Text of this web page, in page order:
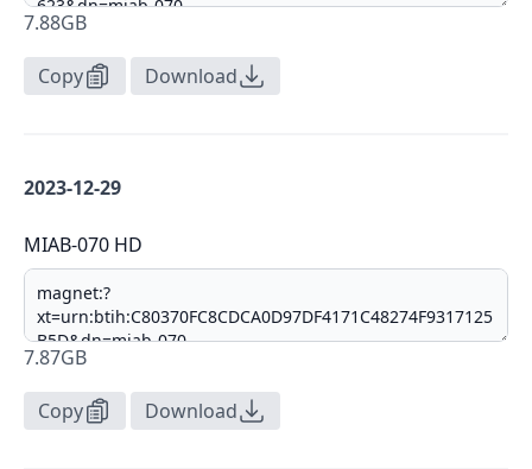
7.88GB
Copy Download
2023-12-29
MIAB-070 HD
7.87GB
Copy Download